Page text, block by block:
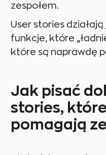
zespołem.
User stories
funkcje, które
które są naprawdę
Jak pisać
stories,
pomagają